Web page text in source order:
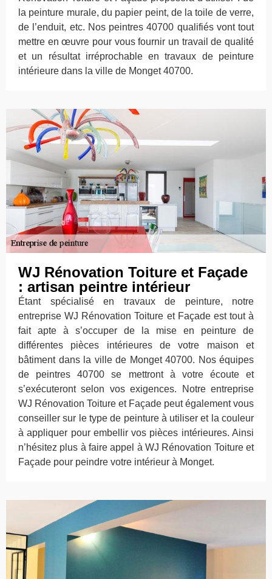
la peinture murale, du papier peint, de la toile de verre,
de l’enduit, etc. Nos peintres 40700 qualifiés vont tout
mettre en œuvre pour vous fournir un travail de qualité
et un résultat irréprochable en travaux de peinture
intérieure dans la ville de Monget 40700.
WJ Rénovation Toiture et Façade
: artisan peintre intérieur
Étant spécialisé en travaux de peinture, notre
entreprise WJ Rénovation Toiture et Façade est tout à
fait apte à s’occuper de la mise en peinture de
différentes pièces intérieures de votre maison et
bâtiment dans la ville de Monget 40700. Nos équipes
de peintres 40700 se mettront à votre écoute et
s’exécuteront selon vos exigences. Notre entreprise
WJ Rénovation Toiture et Façade peut également vous
conseiller sur le type de peinture à utiliser et la couleur
à appliquer pour embellir vos pièces intérieures. Ainsi
n’hésitez plus à faire appel à WJ Rénovation Toiture et
Façade pour peindre votre intérieur à Monget.